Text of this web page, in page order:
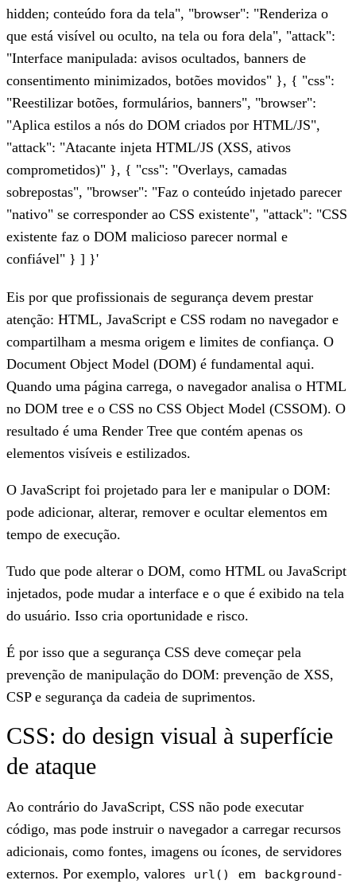
hidden; conteúdo fora da tela", "browser": "Renderiza o
que está visível ou oculto, na tela ou fora dela", "attack":
"Interface manipulada: avisos ocultados, banners de
consentimento minimizados, botões movidos" }, { "css":
"Reestilizar botões, formulários, banners", "browser":
"Aplica estilos a nós do DOM criados por HTML/JS",
"attack": "Atacante injeta HTML/JS (XSS, ativos
comprometidos)" }, { "css": "Overlays, camadas
sobrepostas", "browser": "Faz o conteúdo injetado parecer
"nativo" se corresponder ao CSS existente", "attack": "CSS
existente faz o DOM malicioso parecer normal e
confiável" } ] }'
Eis por que profissionais de segurança devem prestar
atenção: HTML, JavaScript e CSS rodam no navegador e
compartilham a mesma origem e limites de confiança. O
Document Object Model (DOM) é fundamental aqui.
Quando uma página carrega, o navegador analisa o HTML
no DOM tree e o CSS no CSS Object Model (CSSOM). O
resultado é uma Render Tree que contém apenas os
elementos visíveis e estilizados.
O JavaScript foi projetado para ler e manipular o DOM:
pode adicionar, alterar, remover e ocultar elementos em
tempo de execução.
Tudo que pode alterar o DOM, como HTML ou JavaScript
injetados, pode mudar a interface e o que é exibido na tela
do usuário. Isso cria oportunidade e risco.
É por isso que a segurança CSS deve começar pela
prevenção de manipulação do DOM: prevenção de XSS,
CSP e segurança da cadeia de suprimentos.
CSS: do design visual à superfície
de ataque
Ao contrário do JavaScript, CSS não pode executar
código, mas pode instruir o navegador a carregar recursos
adicionais, como fontes, imagens ou ícones, de servidores
externos. Por exemplo, valores
url() em
background-